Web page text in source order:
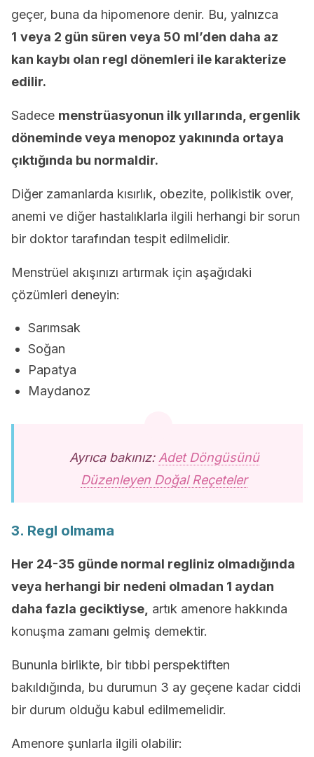
geçer, buna da hipomenore denir. Bu, yalnızca
1 veya 2 gün süren veya 50 ml’den daha az
kan kaybı olan regl dönemleri ile karakterize
edilir.
Sadece menstrüasyonun ilk yıllarında, ergenlik
döneminde veya menopoz yakınında ortaya
çıktığında bu normaldir.
Diğer zamanlarda kısırlık, obezite, polikistik over,
anemi ve diğer hastalıklarla ilgili herhangi bir sorun
bir doktor tarafından tespit edilmelidir.
Menstrüel akışınızı artırmak için aşağıdaki
çözümleri deneyin:
Sarımsak
Soğan
Papatya
Maydanoz
Ayrıca bakınız: Adet Döngüsünü
Düzenleyen Doğal Reçeteler
3. Regl olmama
Her 24-35 günde normal regliniz olmadığında
veya herhangi bir nedeni olmadan 1 aydan
daha fazla geciktiyse, artık amenore hakkında
konuşma zamanı gelmiş demektir.
Bununla birlikte, bir tıbbi perspektiften
bakıldığında, bu durumun 3 ay geçene kadar ciddi
bir durum olduğu kabul edilmemelidir.
Amenore şunlarla ilgili olabilir: